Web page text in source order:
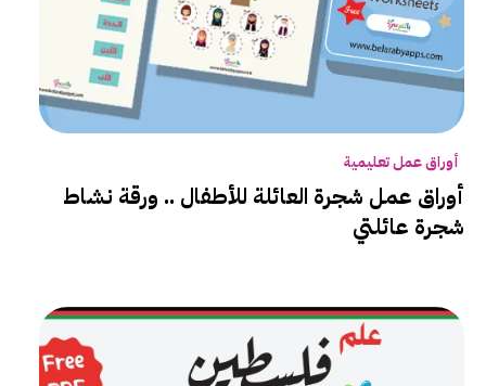
أوراق عمل تعليمية
أوراق عمل شجرة العائلة للأطفال .. ورقة نشاط
شجرة عائلتي